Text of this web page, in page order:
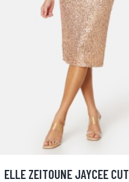
ELLE ZEITOUNE JAYCEE